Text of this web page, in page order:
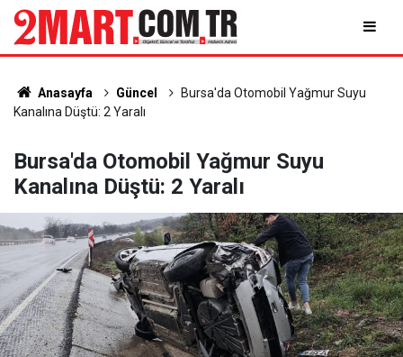
Anasayfa Güncel
Bursa'da Otomobil Yağmur Suyu
Kanalına Düştü: 2 Yaralı
Bursa'da Otomobil Yağmur Suyu
Kanalına Düştü: 2 Yaralı